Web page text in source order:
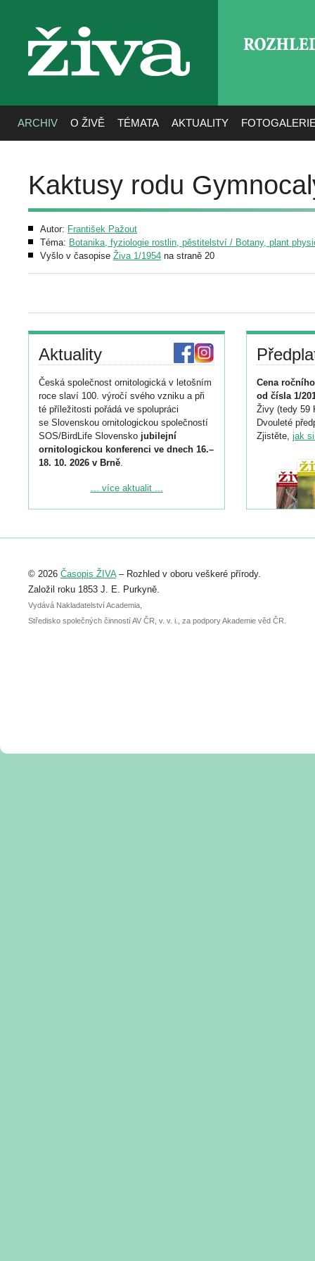
živa
ARCHIV O ŽIVĚ TÉMATA AKTUALITY
Kaktusy rodu
Autor: František Pažout
Téma: Botanika, fyziologie rostlin, pěstitelství / Botany, plant
Vyšlo v časopise Živa 1/1954 na straně 20
Aktuality
Česká společnost ornitologická v letošním
roce slaví 100. výročí svého vzniku a při
té příležitosti pořádá ve spolupráci
se Slovenskou ornitologickou společností
SOS/BirdLife Slovensko jubilejní
ornitologickou konferenci ve dnech 16.–
18. 10. 2026 v Brně.
Podrobnější informace ke konferenci
Registrovat se můžete do 6. září.
abstraktu přihlášené přednášky nebo
posteru je už 30. června.
... více aktualit ...
Cena
od čísla 1/
Živy (tedy 59
Dvouleté
Zjistěte, jak
© 2026 Časopis ŽIVA– Rozhled v oboru veškeré přírody.
Založil roku 1853 J. E. Purkyně.
Vydává Nakladatelství Academia,
Středisko společných činností AV ČR, v. v. i., za podpory Akademie věd ČR.